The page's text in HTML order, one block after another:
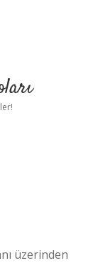
üzerinden